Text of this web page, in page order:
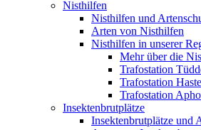
Nisthilfen
Nisthilfen und
Arten von Nisthilfen
Nisthilfen in unserer
Mehr über die
Trafostation
Trafostation
Trafostation
Insektenbrutplätze
Insektenbrutplätze und